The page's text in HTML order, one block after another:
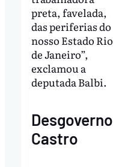
preta, favelada,
das periferias do
nosso Estado Rio
de Janeiro”,
exclamou a
deputada Balbi.
Desgoverno
Castro